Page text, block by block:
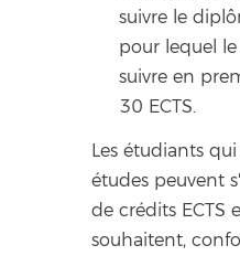
suivre le
pour lequel
suivre en
30 ECTS.
Les étudiants
études peuvent
de crédits ECTS
souhaitent,